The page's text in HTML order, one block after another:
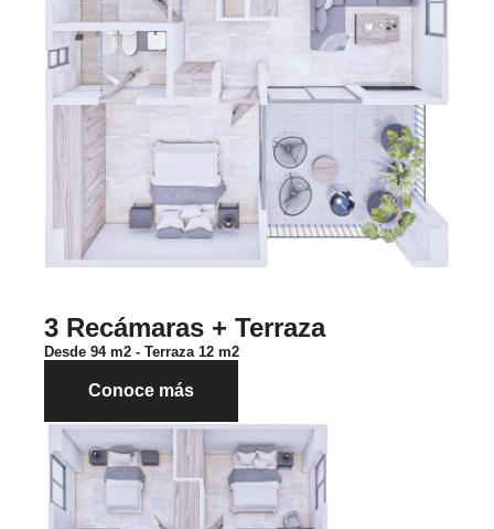
3 Recámaras + Terraza
Desde 94 m2 - Terraza 12 m2
Conoce más